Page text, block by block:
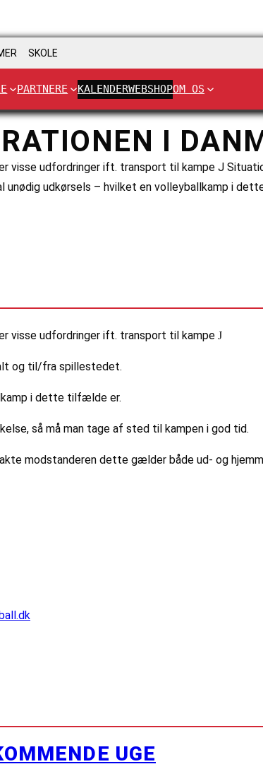
SKOLE
PARTNERE KALENDERWEBSHOPOM OS
I
visse udfordringer ift. transport til kampe J
udkørsels – hvilket en volleyballkamp i
visse udfordringer ift. transport til kampe J
og til/fra spillestedet.
i dette tilfælde er.
så må man tage af sted til kampen i god tid.
modstanderen dette gælder både ud- og
UGE